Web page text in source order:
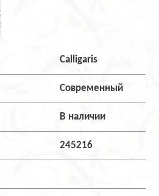
Calligaris
Современный
В наличии
245216